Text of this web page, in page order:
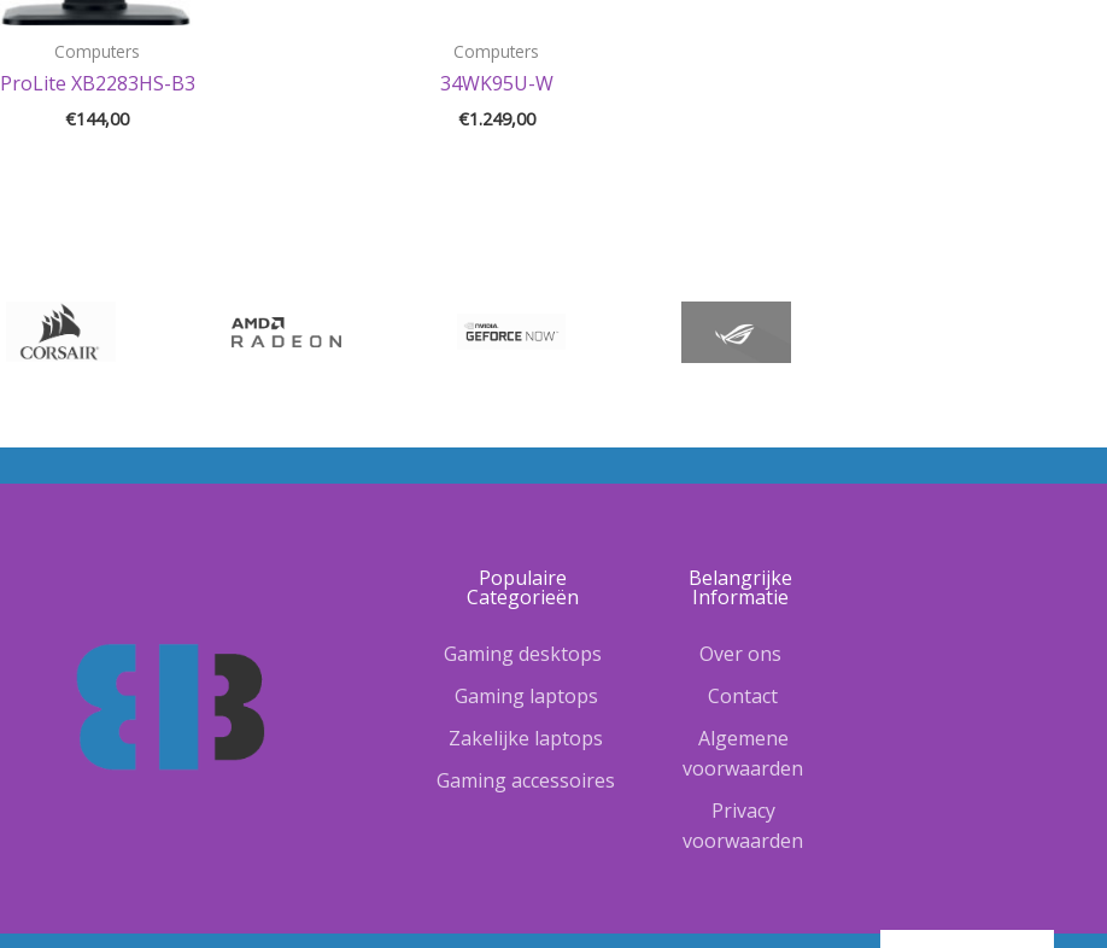
Computers
ProLite XB2283HS-B3
€144,00
Computers
34WK95U-W
€1.249,00
Populaire
Categorieën
Gaming desktops
Gaming laptops
Zakelijke laptops
Gaming accessoires
Belangrijke
Informatie
Over ons
Contact
Algemene
voorwaarden
Privacy
voorwaarden